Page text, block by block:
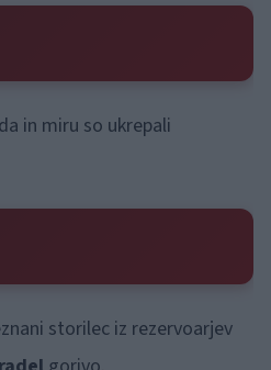
in miru so ukrepali
storilec iz rezervoarjev